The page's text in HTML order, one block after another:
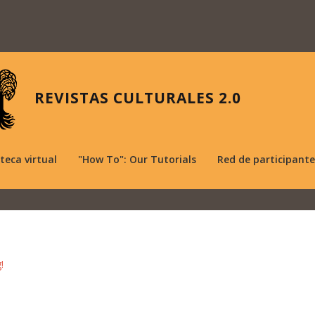
REVISTAS CULTURALES 2.0
virtual "How To": Our Tutorials Red de